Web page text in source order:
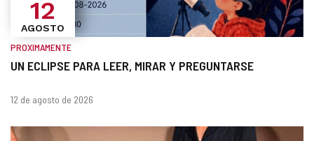
UN ECLIPSE PARA LEER, MIRAR Y PREGUNTARSE
12
AGOSTO
¿Cuándo?
PROXIMAMENTE
Fechas
12 de agosto de 2026